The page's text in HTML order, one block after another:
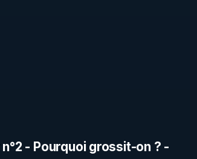
- Pourquoi grossit-on ? -